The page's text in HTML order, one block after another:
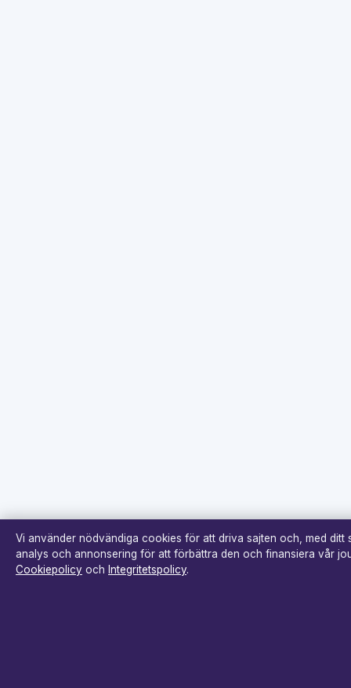
Vi använder nödvändiga cookies för att driva sajten och, med ditt
analys och annonsering för att förbättra den och finansiera vår
Cookiepolicy och Integritetspolicy.